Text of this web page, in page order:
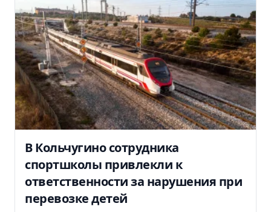
В Кольчугино сотрудника
спортшколы привлекли к
ответственности за нарушения при
перевозке детей